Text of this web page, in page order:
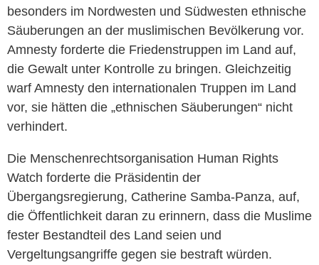
besonders im Nordwesten und Südwesten ethnische
Säuberungen an der muslimischen Bevölkerung vor.
Amnesty forderte die Friedenstruppen im Land auf,
die Gewalt unter Kontrolle zu bringen. Gleichzeitig
warf Amnesty den internationalen Truppen im Land
vor, sie hätten die „ethnischen Säuberungen“ nicht
verhindert.
Die Menschenrechtsorganisation Human Rights
Watch forderte die Präsidentin der
Übergangsregierung, Catherine Samba-Panza, auf,
die Öffentlichkeit daran zu erinnern, dass die Muslime
fester Bestandteil des Land seien und
Vergeltungsangriffe gegen sie bestraft würden.